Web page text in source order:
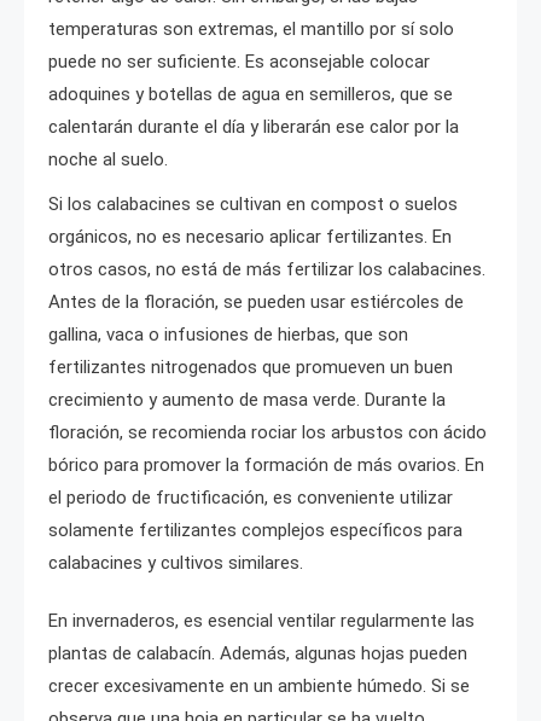
temperaturas son extremas, el mantillo por sí solo
puede no ser suficiente. Es aconsejable colocar
adoquines y botellas de agua en semilleros, que se
calentarán durante el día y liberarán ese calor por la
noche al suelo.
Si los calabacines se cultivan en compost o suelos
orgánicos, no es necesario aplicar fertilizantes. En
otros casos, no está de más fertilizar los calabacines.
Antes de la floración, se pueden usar estiércoles de
gallina, vaca o infusiones de hierbas, que son
fertilizantes nitrogenados que promueven un buen
crecimiento y aumento de masa verde. Durante la
floración, se recomienda rociar los arbustos con ácido
bórico para promover la formación de más ovarios. En
el periodo de fructificación, es conveniente utilizar
solamente fertilizantes complejos específicos para
calabacines y cultivos similares.
En invernaderos, es esencial ventilar regularmente las
plantas de calabacín. Además, algunas hojas pueden
crecer excesivamente en un ambiente húmedo. Si se